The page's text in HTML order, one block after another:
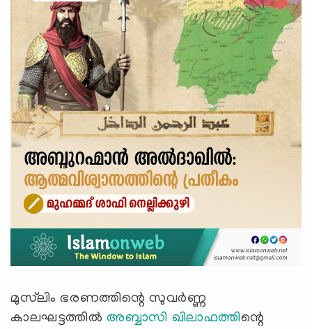
മുസ്‍ലിം ഭരണത്തിന്റെ സുവർണ്ണ
കാലഘട്ടത്തിൽഅബ്ബാസി ഖിലാഫത്തിന്റെ